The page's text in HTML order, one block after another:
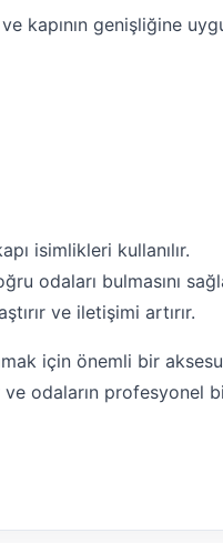
kapının genişliğine
isimlikleri kullanılır.
odaları bulmasını
ve iletişimi artırır.
için önemli bir
odaların profesyonel